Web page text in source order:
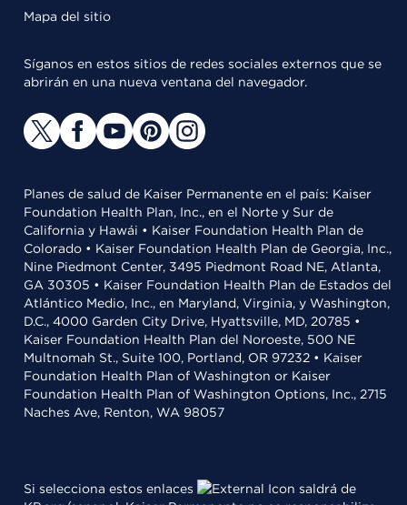
Mapa del sitio
Síganos en estos sitios de redes sociales externos que se
abrirán en una nueva ventana del navegador.
Planes de salud de Kaiser Permanente en el país: Kaiser
Foundation Health Plan, Inc., en el Norte y Sur de
California y Hawái • Kaiser Foundation Health Plan de
Colorado • Kaiser Foundation Health Plan de Georgia, Inc.,
Nine Piedmont Center, 3495 Piedmont Road NE, Atlanta,
GA 30305 • Kaiser Foundation Health Plan de Estados del
Atlántico Medio, Inc., en Maryland, Virginia, y Washington,
D.C., 4000 Garden City Drive, Hyattsville, MD, 20785 •
Kaiser Foundation Health Plan del Noroeste, 500 NE
Multnomah St., Suite 100, Portland, OR 97232 • Kaiser
Foundation Health Plan of Washington or Kaiser
Foundation Health Plan of Washington Options, Inc., 2715
Naches Ave, Renton, WA 98057
Si selecciona estos enlaces
saldrá de